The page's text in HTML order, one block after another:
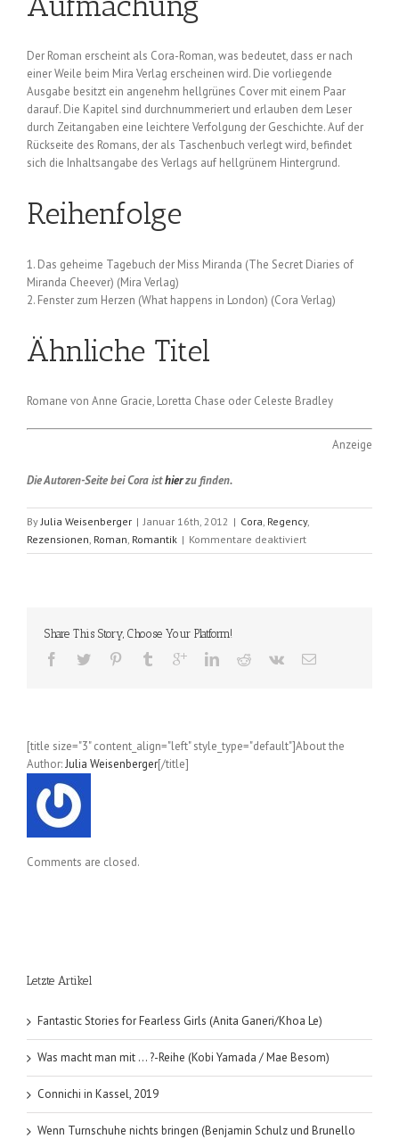
Der Roman erscheint als Cora-Roman, was bedeutet, dass er nach
einer Weile beim Mira Verlag erscheinen wird. Die vorliegende
Ausgabe besitzt ein angenehm hellgrünes Cover mit einem Paar
darauf. Die Kapitel sind durchnummeriert und erlauben dem Leser
durch Zeitangaben eine leichtere Verfolgung der Geschichte. Auf der
Rückseite des Romans, der als Taschenbuch verlegt wird, befindet
sich die Inhaltsangabe des Verlags auf hellgrünem Hintergrund.
Reihenfolge
1. Das geheime Tagebuch der Miss Miranda (The Secret Diaries of
Miranda Cheever) (Mira Verlag)
2. Fenster zum Herzen (What happens in London) (Cora Verlag)
Ähnliche Titel
Romane von Anne Gracie, Loretta Chase oder Celeste Bradley
Anzeige
Die Autoren-Seite bei Cora isthierzu finden.
By Julia Weisenberger | Januar 16th, 2012 | Cora Regency,
Rezensionen Roman Romantik | Kommentare deaktiviertfür
Rendezvous
Band
Share This Story, Choose Your Platform!
[title size="3" content_align="left" style_type="default"]About the
Author:Julia Weisenberger[/title]
Comments are closed.
Letzte Artikel
Fantastic Stories for Fearless Girls (Anita Ganeri/Khoa Le)
Was macht man mit … ?-Reihe (Kobi Yamada / Mae Besom)
Connichi in Kassel, 2019
Wenn Turnschuhe nichts bringen (Benjamin Schulz und Brunello